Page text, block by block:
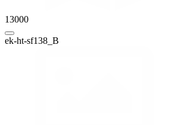
13000
ek-ht-sf138_B